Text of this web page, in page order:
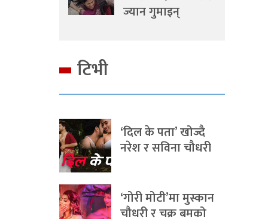
ज्यान गुमाइन्
टिभी
‘दिल के पता’ खोज्दै
नरेश र सविना चौधरी
‘गोरी मोटी’मा मुस्कान
चौधरी र चक्र बमको